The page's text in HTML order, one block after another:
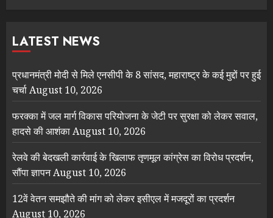
LATEST NEWS
प्रधानमंत्री मोदी से मिले एनसीपी के 8 सांसद, महाराष्ट्र के कई मुद्दों पर हुई
चर्चाAugust 10, 2026
फरक्का में जल मार्ग विकास परियोजना के जेटी पर सुरक्षा को लेकर सवाल,
हादसे की आशंकाAugust 10, 2026
रेलवे की बेदखली कार्रवाई के खिलाफ तृणमूल कांग्रेस का विरोध प्रदर्शन,
सौंपा ज्ञापनAugust 10, 2026
12वें वेतन समझौते की मांग को लेकर इसीएल में मजदूरों का प्रदर्शन
August 10, 2026